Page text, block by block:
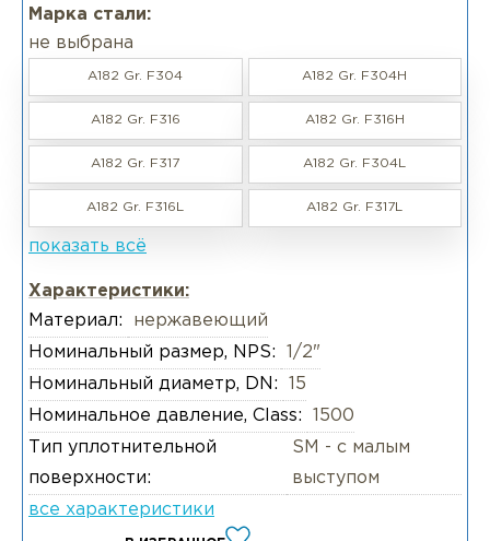
Марка стали:
не выбрана
A182 Gr. F304 A182 Gr. F304H
A182 Gr. F316 A182 Gr. F316H
A182 Gr. F317 A182 Gr. F304L
A182 Gr. F316L A182 Gr. F317L
показать всё
Характеристики:
Материал:
нержавеющий
Номинальный размер, NPS:
1/2"
Номинальный диаметр, DN:
15
Номинальное давление, Class:
1500
Тип уплотнительной
поверхности:
SM - с малым
выступом
все характеристики